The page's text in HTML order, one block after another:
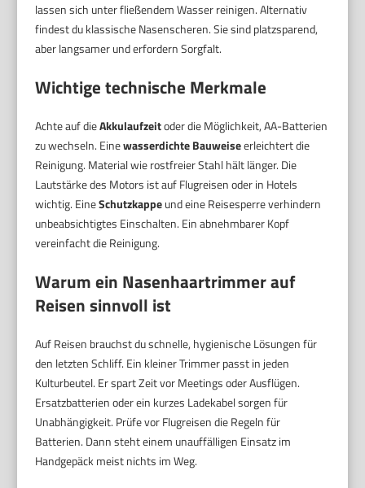
lassen sich unter fließendem Wasser reinigen. Alternativ
findest du klassische Nasenscheren. Sie sind platzsparend,
aber langsamer und erfordern Sorgfalt.
Wichtige technische Merkmale
Achte auf dieAkkulaufzeitoder die Möglichkeit, AA-Batterien
zu wechseln. Einewasserdichte Bauweiseerleichtert die
Reinigung. Material wie rostfreier Stahl hält länger. Die
Lautstärke des Motors ist auf Flugreisen oder in Hotels
wichtig. EineSchutzkappeund eine Reisesperre verhindern
unbeabsichtigtes Einschalten. Ein abnehmbarer Kopf
vereinfacht die Reinigung.
Warum ein Nasenhaartrimmer auf
Reisen sinnvoll ist
Auf Reisen brauchst du schnelle, hygienische Lösungen für
den letzten Schliff. Ein kleiner Trimmer passt in jeden
Kulturbeutel. Er spart Zeit vor Meetings oder Ausflügen.
Ersatzbatterien oder ein kurzes Ladekabel sorgen für
Unabhängigkeit. Prüfe vor Flugreisen die Regeln für
Batterien. Dann steht einem unauffälligen Einsatz im
Handgepäck meist nichts im Weg.